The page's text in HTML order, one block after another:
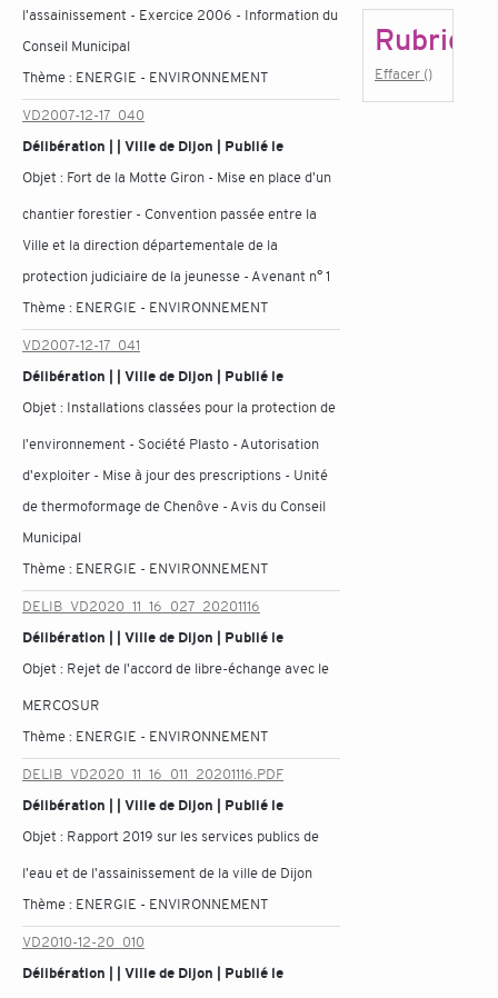
l'assainissement - Exercice 2006 - Information du
Conseil Municipal
Thème : ENERGIE - ENVIRONNEMENT
VD2007-12-17_040
Délibération | | Ville de Dijon | Publié le
Objet : Fort de la Motte Giron - Mise en place d'un
chantier forestier - Convention passée entre la
Ville et la direction départementale de la
protection judiciaire de la jeunesse - Avenant n° 1
Thème : ENERGIE - ENVIRONNEMENT
VD2007-12-17_041
Délibération | | Ville de Dijon | Publié le
Objet : Installations classées pour la protection de
l'environnement - Société Plasto - Autorisation
d'exploiter - Mise à jour des prescriptions - Unité
de thermoformage de Chenôve - Avis du Conseil
Municipal
Thème : ENERGIE - ENVIRONNEMENT
DELIB_VD2020_11_16_027_20201116
Délibération | | Ville de Dijon | Publié le
Objet : Rejet de l'accord de libre-échange avec le
MERCOSUR
Thème : ENERGIE - ENVIRONNEMENT
DELIB_VD2020_11_16_011_20201116.PDF
Délibération | | Ville de Dijon | Publié le
Objet : Rapport 2019 sur les services publics de
l'eau et de l'assainissement de la ville de Dijon
Thème : ENERGIE - ENVIRONNEMENT
VD2010-12-20_010
Délibération | | Ville de Dijon | Publié le
Rubrique
Effacer ()